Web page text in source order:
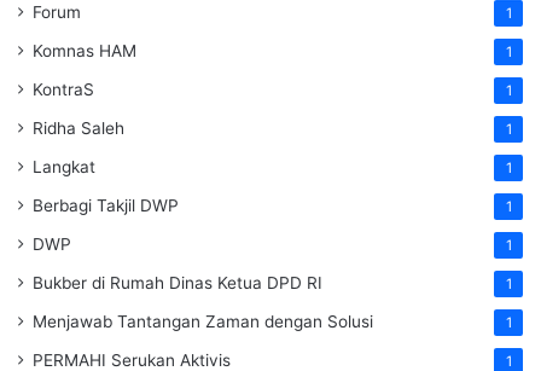
Forum 1
Komnas HAM 1
KontraS 1
Ridha Saleh 1
Langkat 1
Berbagi Takjil DWP 1
DWP 1
Bukber di Rumah Dinas Ketua DPD RI 1
Menjawab Tantangan Zaman dengan Solusi 1
PERMAHI Serukan Aktivis 1